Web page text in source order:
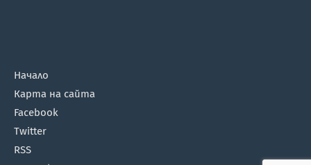
Начало
Карта на сайта
Facebook
Twitter
RSS